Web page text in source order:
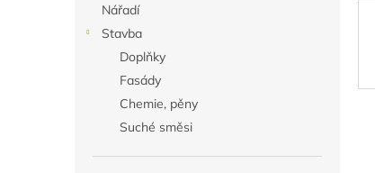
Nářadí
Stavba
Doplňky
Fasády
Chemie, pěny
Suché směsi